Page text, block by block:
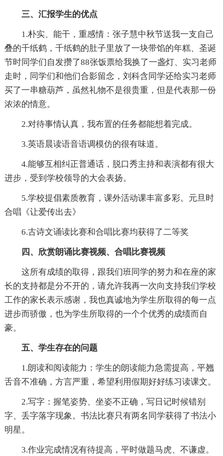
三、汇报学生的优点
1.朴实、能干，重感情：张子慧中秋节送我一支自己
叠的千纸鹤，千纸鹤的肚子里放了一块带馅的年糕、圣诞
节时同学们自发攒了88张饭票给我换了一盏灯、实习老师
走时，同学们和他们合影留念，刘科含同学还给实习老师
买了一串糖葫芦，虽然礼物不是很贵重，但是代表那一份
浓浓的情意。
2.对待事情认真，我布置的任务都能想着完成。
3.英语晨读语音语调模仿的很有味道。
4.能够互相纠正普通话，脱口秀主持和表演都有很大
进步，受到学校领导的大会表扬。
5.学校提倡素质教育，课外活动课丰富多彩。元旦时
合唱《让爱传出去》
6.古诗文诵读比赛和合唱比赛均获得了二等奖
四、欣赏朗诵比赛视频、合唱比赛视频
这所有成绩的取得，跟我们班同学的努力和在座的家
长的支持都是分不开的，请允许我再一次向支持我们学校
工作的家长表示感谢，我也真诚地为学生所取得的每一点
进步而骄傲，也为学生所取得的一个个优秀的成绩而自
豪。
五、学生存在的问题
1.朗读和阅读能力：学生的朗读能力急需提高，平翘
舌音不准确，方言严重，希望利用假期好好练习读课文。
2.写字：握笔姿势、坐姿不正确，写日记时候错别
字、丢字落字现象。书法比赛只有两名同学获得了书法小
明星。
3.作业完成情况有待提高，平时做题马虎、不谦虚。